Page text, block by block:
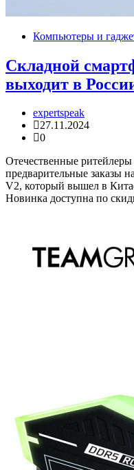
Компьютеры и
Складной
выходит в
expertspeak
27.11.2024
0
Отечественные
предварительные заказы
V2, который вышел в
Новинка доступна по